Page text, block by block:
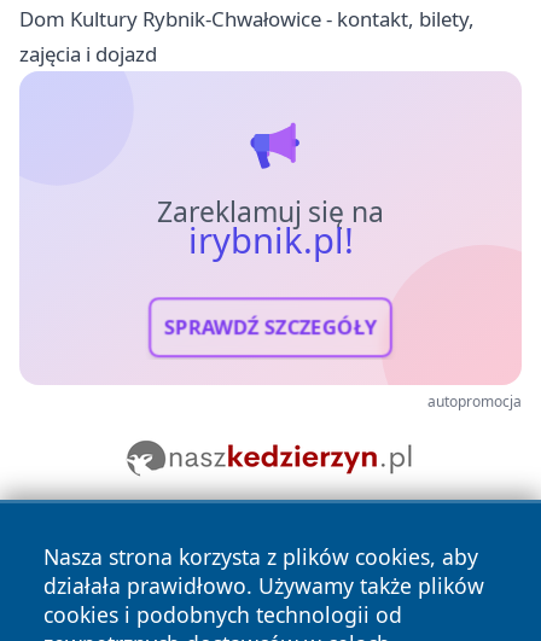
Dom Kultury Rybnik-Chwałowice - kontakt, bilety,
zajęcia i dojazd
Zareklamuj się na
irybnik.pl!
SPRAWDŹ SZCZEGÓŁY
autopromocja
Nasza strona korzysta z plików cookies, aby
działała prawidłowo. Używamy także plików
cookies i podobnych technologii od